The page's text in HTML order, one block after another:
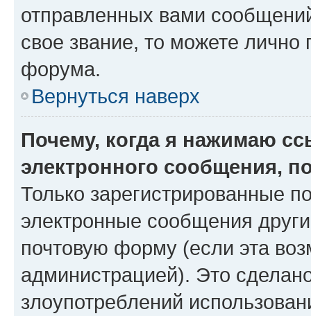
отправленных вами
свое звание, то можете лично
форума.
Вернуться наверх
Почему, когда я нажимаю
электронного сообщения,
Только зарегистрированные
электронные сообщения
почтовую форму (если эта
администрацией). Это
злоупотреблений